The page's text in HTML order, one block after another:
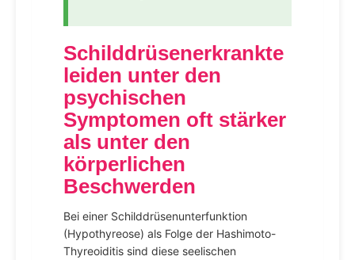
Schilddrüsenerkrankte
leiden unter den
psychischen
Symptomen oft stärker
als unter den
körperlichen
Beschwerden
Bei einer Schilddrüsenunterfunktion
(Hypothyreose) als Folge der Hashimoto-
Thyreoiditis sind diese seelischen